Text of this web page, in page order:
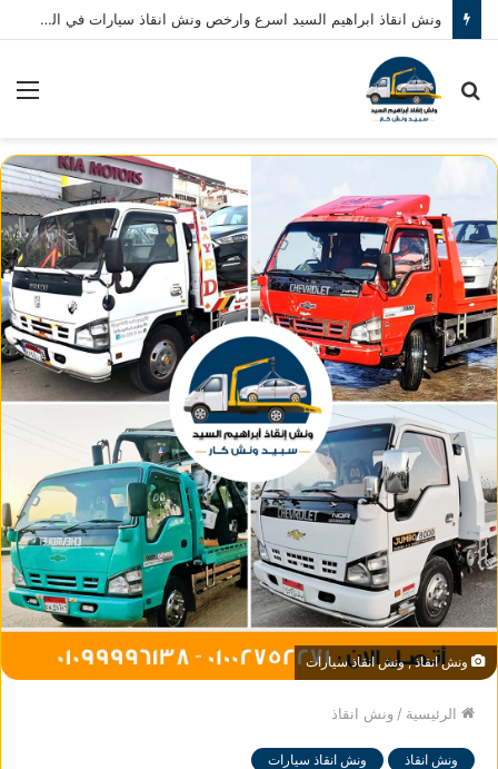
ونش انقاذ ابراهيم السيد اسرع وارخص ونش انقاذ سيارات في المنصورة نصلك في خلال 10 دقائق بحد اقصي اتصل بنا الان 01080793999
بحث
ونش انقاذ , ونش انقاذ سيارات
الرئيسية / ونش انقاذ
ونش انقاذ ونش انقاذ سيارات